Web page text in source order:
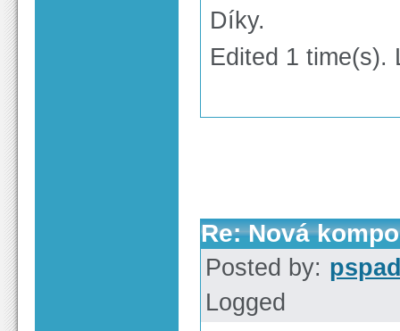
Díky.
Edited 1 time(s).
Re: Nová
Posted by:
Logged